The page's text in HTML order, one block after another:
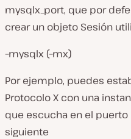
mysqlx_port, que por
crear un objeto Sesión
–mysqlx (–mx)
Por ejemplo, puedes
Protocolo X con una
que escucha en el
siguiente